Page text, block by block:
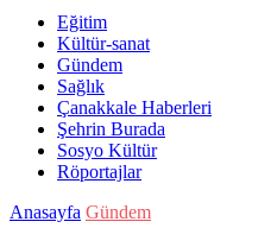
Eğitim
Kültür-sanat
Gündem
Sağlık
Çanakkale Haberleri
Şehrin Burada
Sosyo Kültür
Röportajlar
Anasayfa Gündem